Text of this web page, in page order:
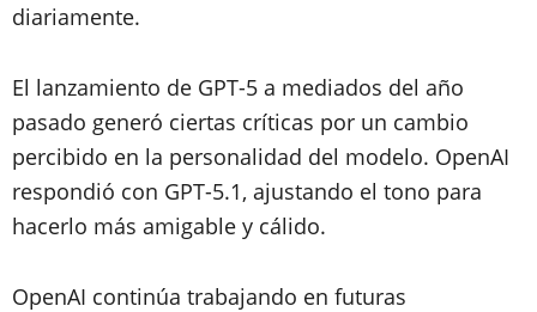
diariamente.
El lanzamiento de GPT-5 a mediados del año
pasado generó ciertas críticas por un cambio
percibido en la personalidad del modelo. OpenAI
respondió con GPT-5.1, ajustando el tono para
hacerlo más amigable y cálido.
OpenAI continúa trabajando en futuras